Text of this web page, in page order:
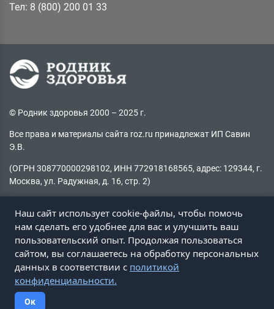
Тел: 8 (800) 200 01 33
© Родник здоровья 2000 – 2025 г.
Все права и материалы сайта roz.ru принадлежат ИП Савин
Э.В.
(ОГРН 308770000298102, ИНН 772918168565, адрес: 129344, г.
Москва, ул. Радужная, д. 16, стр. 2)
запрещено
Не нашли информацию на сайте?
Пишите наclient@roz.ru
Наш сайт использует cookie-файлы, чтобы помочь
нам сделать его удобнее для вас и улучшить ваш
пользовательский опыт. Продолжая пользоваться
сайтом, вы соглашаетесь на обработку персональных
данных в соответствии с политикой
конфиденциальности.
Ок